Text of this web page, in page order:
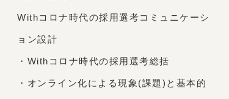
Withコロナ時代の採用選考コミュニケーシ
ョン設計
・Withコロナ時代の採用選考総括
・オンライン化による現象(課題)と基本的